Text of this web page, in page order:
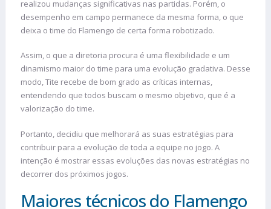
realizou mudanças significativas nas partidas. Porém, o
desempenho em campo permanece da mesma forma, o que
deixa o time do Flamengo de certa forma robotizado.
Assim, o que a diretoria procura é uma flexibilidade e um
dinamismo maior do time para uma evolução gradativa. Desse
modo, Tite recebe de bom grado as críticas internas,
entendendo que todos buscam o mesmo objetivo, que é a
valorização do time.
Portanto, decidiu que melhorará as suas estratégias para
contribuir para a evolução de toda a equipe no jogo. A
intenção é mostrar essas evoluções das novas estratégias no
decorrer dos próximos jogos.
Maiores técnicos do Flamengo